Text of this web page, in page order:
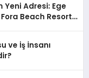
Yeni Adresi: Ege
Beach Resort
ve İş İnsanı